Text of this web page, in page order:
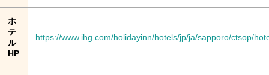
ホ
テ
ル
HP
https://www.ihg.com/holidayinn/hotels/jp/ja/sapporo/ctsop/